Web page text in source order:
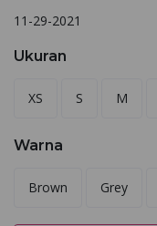
11-29-2021
Ukuran
XS S M
Warna
Brown Grey